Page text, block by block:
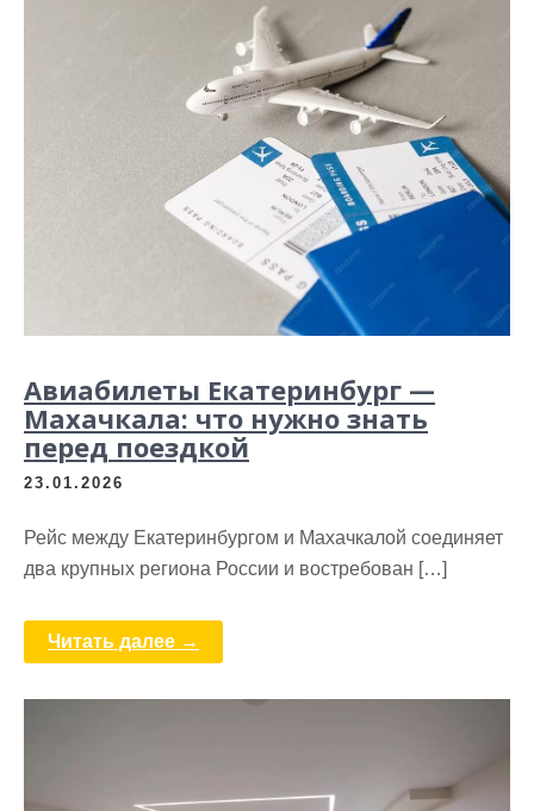
Авиабилеты Екатеринбург —
Махачкала: что нужно знать
перед поездкой
23.01.2026
Рейс между Екатеринбургом и Махачкалой соединяет
два крупных региона России и востребован […]
Читать далее →